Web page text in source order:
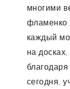
многими
фламенко
каждый
на
сегодня,